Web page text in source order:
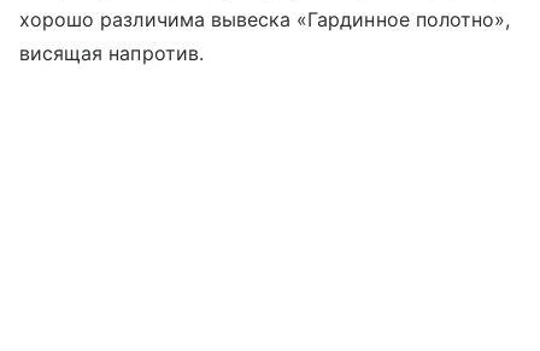
хорошо различима вывеска «Гардинное полотно»,
висящая напротив.